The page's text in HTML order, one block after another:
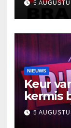
reflectie
5
NIEUWS
Keur
kermis
5